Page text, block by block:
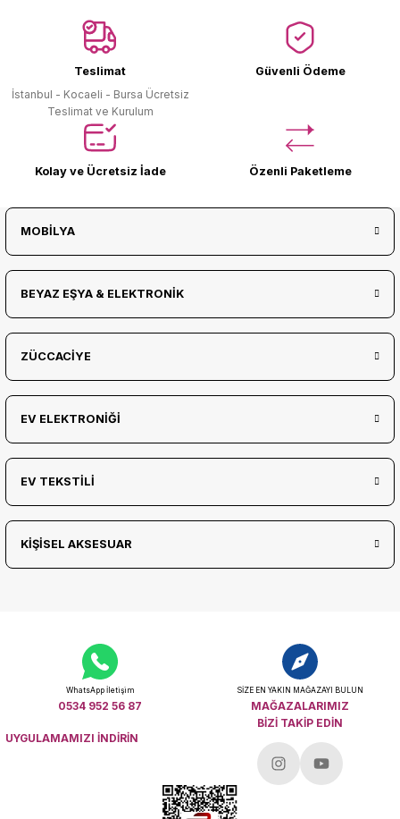
Teslimat
İstanbul - Kocaeli - Bursa Ücretsiz
Teslimat ve Kurulum
Güvenli Ödeme
Kolay ve Ücretsiz İade Özenli Paketleme
MOBİLYA
BEYAZ EŞYA & ELEKTRONİK
ZÜCCACİYE
EV ELEKTRONİĞİ
EV TEKSTİLİ
KİŞİSEL AKSESUAR
WhatsApp İletişim
0534 952 56 87
SİZE EN YAKIN MAĞAZAYI BULUN
MAĞAZALARIMIZ
UYGULAMAMIZI İNDİRİN
BİZİ TAKİP EDİN